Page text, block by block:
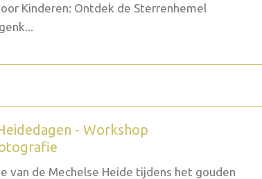
Kinderen: Ontdek de Sterrenhemel
- Workshop
van de Mechelse Heide tijdens het gouden